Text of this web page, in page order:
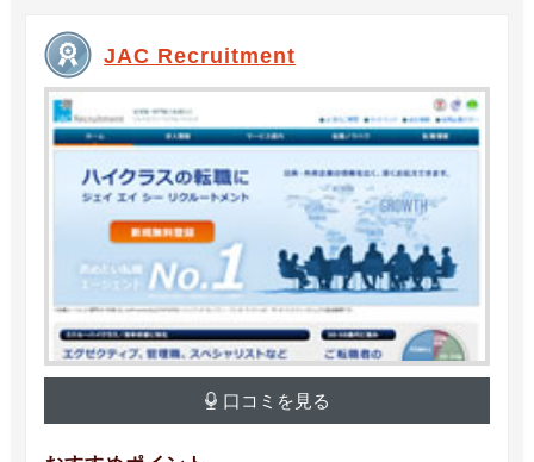
JAC Recruitment
口コミを見る